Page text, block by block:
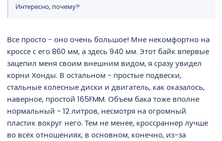
Интересно, почему?
Все просто - оно очень большое! Мне некомфортно на
кроссе с его 860 мм, а здесь 940 мм. Этот байк впервые
зацепил меня своим внешним видом, я сразу увидел
корни Хонды. В остальном - простые подвески,
стальные колесные диски и двигатель, как оказалось,
наверное, простой 165FMM. Объем бака тоже вполне
нормальный - 12 литров, несмотря на огромный
пластик вокруг него. Тем не менее, кроссраннер лучше
во всех отношениях, в основном, конечно, из-за